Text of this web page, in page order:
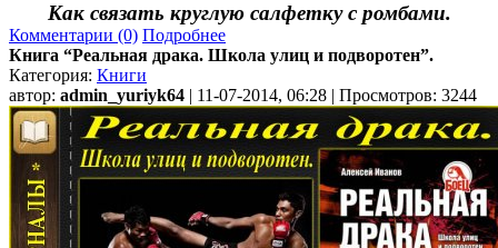
Как связать круглую салфетку с ромбами.
Комментарии (0) Подробнее
Книга “Реальная драка. Школа улиц и подворотен”.
Категория: Книги
автор: admin_yuriyk64 | 11-07-2014, 06:28 | Просмотров: 3244